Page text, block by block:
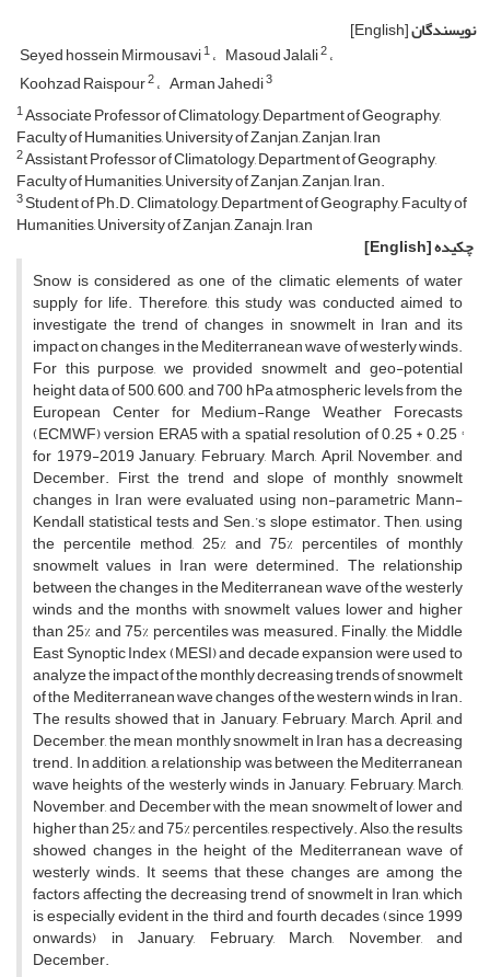
نویسندگان[English]
Seyed hossein Mirmousavi1 Masoud Jalali2
Koohzad Raispour2 Arman Jahedi3
1Associate Professor of Climatology, Department of Geography,
Faculty of Humanities, University of Zanjan, Zanjan, Iran
2Assistant Professor of Climatology, Department of Geography,
Faculty of Humanities, University of Zanjan, Zanjan, Iran.
3Student of Ph.D. Climatology, Department of Geography, Faculty of
Humanities, University of Zanjan, Zanajn, Iran
چکیده[English]
Snow is considered as one of the climatic elements of water
supply for life. Therefore, this study was conducted aimed to
investigate the trend of changes in snowmelt in Iran and its
impact on changes in the Mediterranean wave of westerly winds.
For this purpose, we provided snowmelt and geo-potential
height data of 500, 600, and 700 hPa atmospheric levels from the
European Center for Medium-Range Weather Forecasts
(ECMWF) version ERA5 with a spatial resolution of 0.25 * 0.25 °
for 1979-2019 January, February, March, April, November, and
December. First, the trend and slope of monthly snowmelt
changes in Iran were evaluated using non-parametric Mann-
Kendall statistical tests and Sen.’s slope estimator. Then, using
the percentile method, 25% and 75% percentiles of monthly
snowmelt values in Iran were determined. The relationship
between the changes in the Mediterranean wave of the westerly
winds and the months with snowmelt values lower and higher
than 25% and 75% percentiles was measured. Finally, the Middle
East Synoptic Index (MESI) and decade expansion were used to
analyze the impact of the monthly decreasing trends of snowmelt
of the Mediterranean wave changes of the western winds in Iran.
The results showed that in January, February, March, April, and
December, the mean monthly snowmelt in Iran has a decreasing
trend. In addition, a relationship was between the Mediterranean
wave heights of the westerly winds in January, February, March,
November, and December with the mean snowmelt of lower and
higher than 25% and 75% percentiles, respectively. Also, the results
showed changes in the height of the Mediterranean wave of
westerly winds. It seems that these changes are among the
factors affecting the decreasing trend of snowmelt in Iran, which
is especially evident in the third and fourth decades (since 1999
onwards) in January, February, March, November, and
December.